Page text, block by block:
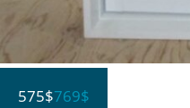
575$769$